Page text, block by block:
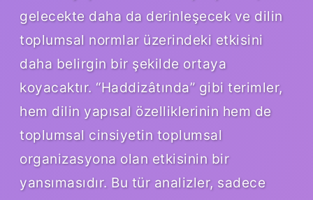
gelecekte daha da derinleşecek ve dilin
toplumsal normlar üzerindeki etkisini
daha belirgin bir şekilde ortaya
koyacaktır. “Haddizâtında” gibi terimler,
hem dilin yapısal özelliklerinin hem de
toplumsal cinsiyetin toplumsal
organizasyona olan etkisinin bir
yansımasıdır. Bu tür analizler, sadece